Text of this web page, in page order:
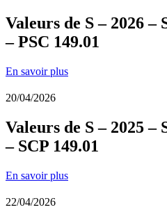
Valeurs de S – 2026
– PSC 149.01
En savoir plus
20/04/2026
Valeurs de S – 2025
– SCP 149.01
En savoir plus
22/04/2026